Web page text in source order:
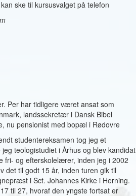
ske til kursusvalget på telefon
Per har tidligere været ansat som
landssekretær i Dansk Bibel
nu pensionist med bopæl i Rødovre
studentereksamen tog jeg et
teologistudiet i Århus og blev kandidat
og efterskolelærer, inden jeg i 2002
det til godt 15 år, inden turen gik til
i Sct. Johannes Kirke i Herning.
til 27, hvoraf den yngste fortsat er